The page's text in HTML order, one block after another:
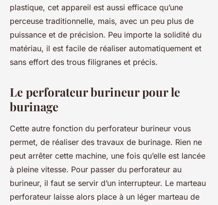
plastique, cet appareil est aussi efficace qu’une
perceuse traditionnelle, mais, avec un peu plus de
puissance et de précision. Peu importe la solidité du
matériau, il est facile de réaliser automatiquement et
sans effort des trous filigranes et précis.
Le perforateur burineur pour le
burinage
Cette autre fonction du perforateur burineur vous
permet, de réaliser des travaux de burinage. Rien ne
peut arrêter cette machine, une fois qu’elle est lancée
à pleine vitesse. Pour passer du perforateur au
burineur, il faut se servir d’un interrupteur. Le marteau
perforateur laisse alors place à un léger marteau de